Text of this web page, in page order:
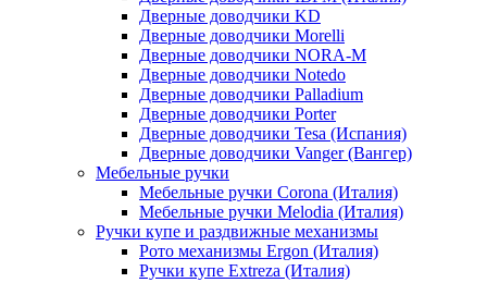
Дверные доводчики KD
Дверные доводчики Morelli
Дверные доводчики NORA-M
Дверные доводчики Notedo
Дверные доводчики Palladium
Дверные доводчики Porter
Дверные доводчики Tesa (Испания)
Дверные доводчики Vanger (Вангер)
Мебельные ручки
Мебельные ручки Corona (Италия)
Мебельные ручки Melodia (Италия)
Ручки купе и раздвижные механизмы
Рото механизмы Ergon (Италия)
Ручки купе Extreza (Италия)